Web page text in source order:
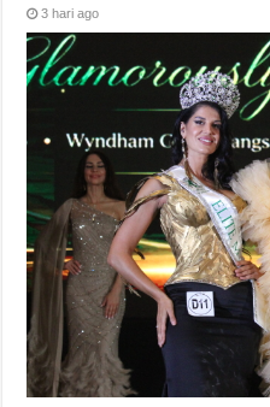
3 hari ago